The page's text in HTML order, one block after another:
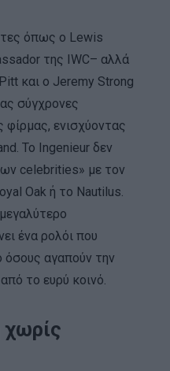
όπως ο Lewis
της IWC– αλλά
και ο Jeremy Strong
σύγχρονες
φίρμας, ενισχύοντας
Το Ingenieur δεν
celebrities» με τον
Oak ή το Nautilus.
ένα ρολόι που
αγαπούν την
το ευρύ κοινό.
χωρίς